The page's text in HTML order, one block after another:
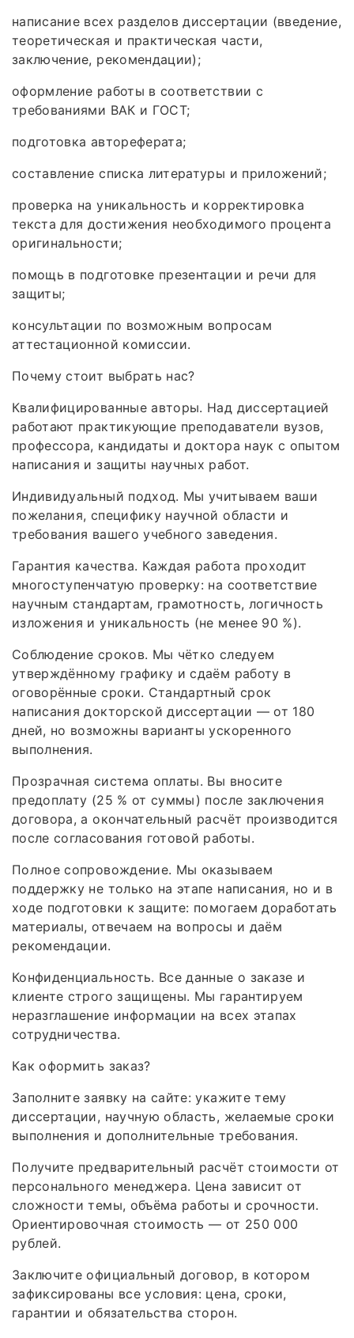
написание всех разделов диссертации (введение,
теоретическая и практическая части,
заключение, рекомендации);
оформление работы в соответствии с
требованиями ВАК и ГОСТ;
подготовка автореферата;
составление списка литературы и приложений;
проверка на уникальность и корректировка
текста для достижения необходимого процента
оригинальности;
помощь в подготовке презентации и речи для
защиты;
консультации по возможным вопросам
аттестационной комиссии.
Почему стоит выбрать нас?
Квалифицированные авторы. Над диссертацией
работают практикующие преподаватели вузов,
профессора, кандидаты и доктора наук с опытом
написания и защиты научных работ.
Индивидуальный подход. Мы учитываем ваши
пожелания, специфику научной области и
требования вашего учебного заведения.
Гарантия качества. Каждая работа проходит
многоступенчатую проверку: на соответствие
научным стандартам, грамотность, логичность
изложения и уникальность (не менее 90 %).
Соблюдение сроков. Мы чётко следуем
утверждённому графику и сдаём работу в
оговорённые сроки. Стандартный срок
написания докторской диссертации — от 180
дней, но возможны варианты ускоренного
выполнения.
Прозрачная система оплаты. Вы вносите
предоплату (25 % от суммы) после заключения
договора, а окончательный расчёт производится
после согласования готовой работы.
Полное сопровождение. Мы оказываем
поддержку не только на этапе написания, но и в
ходе подготовки к защите: помогаем доработать
материалы, отвечаем на вопросы и даём
рекомендации.
Конфиденциальность. Все данные о заказе и
клиенте строго защищены. Мы гарантируем
неразглашение информации на всех этапах
сотрудничества.
Как оформить заказ?
Заполните заявку на сайте: укажите тему
диссертации, научную область, желаемые сроки
выполнения и дополнительные требования.
Получите предварительный расчёт стоимости от
персонального менеджера. Цена зависит от
сложности темы, объёма работы и срочности.
Ориентировочная стоимость — от 250 000
рублей.
Заключите официальный договор, в котором
зафиксированы все условия: цена, сроки,
гарантии и обязательства сторон.